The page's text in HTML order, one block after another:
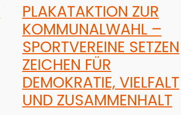
PLAKATAKTION ZUR
KOMMUNALWAHL –
SPORTVEREINE SETZEN
ZEICHEN FÜR
DEMOKRATIE, VIELFALT
UND ZUSAMMENHALT